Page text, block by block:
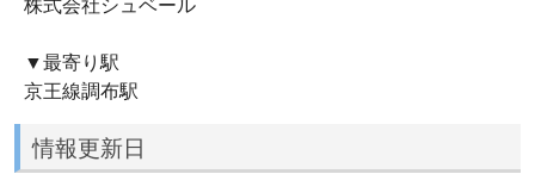
▼最寄り駅
京王線調布駅
情報更新日